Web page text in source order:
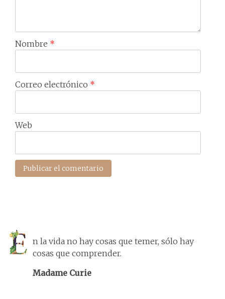
Nombre *
Correo electrónico *
Web
n la vida no hay cosas que temer, sólo hay
cosas que comprender.
Madame Curie